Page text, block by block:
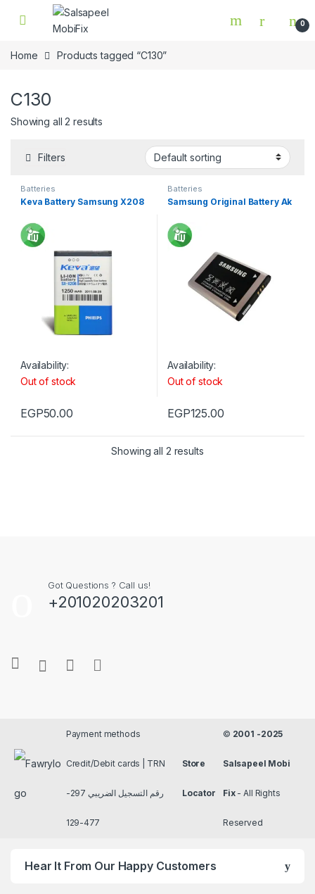
Skip to navigation
Skip to content
0
Home Products tagged “C130”
C130
Showing all 2 results
Filters
Batteries
Keva Battery Samsung X208
Availability:
Out of stock
EGP50.00
Batteries
Samsung Original Battery Ak
Availability:
Out of stock
EGP125.00
Showing all 2 results
Got Questions ? Call us!
+201020203201
Payment methods
Credit/Debit cards | TRN
رقم التسجيل الضريبي 297-
477-129
Store
Locator
© 2001 -2025
Salsapeel Mobi
Fix- All Rights
Reserved
Hear It From Our Happy Customers